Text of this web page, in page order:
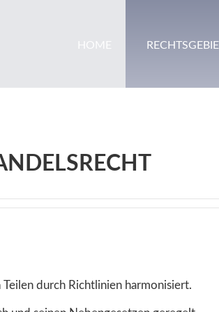
HOME
durch Richtlinien harmonisiert.